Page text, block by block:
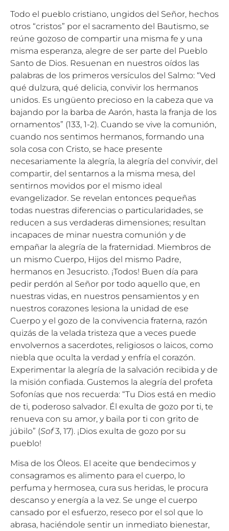
Todo el pueblo cristiano, ungidos del Señor, hechos
otros “cristos” por el sacramento del Bautismo, se
reúne gozoso de compartir una misma fe y una
misma esperanza, alegre de ser parte del Pueblo
Santo de Dios. Resuenan en nuestros oídos las
palabras de los primeros versículos del Salmo: “Ved
qué dulzura, qué delicia, convivir los hermanos
unidos. Es ungüento precioso en la cabeza que va
bajando por la barba de Aarón, hasta la franja de los
ornamentos” (133, 1-2). Cuando se vive la comunión,
cuando nos sentimos hermanos, formando una
sola cosa con Cristo, se hace presente
necesariamente la alegría, la alegría del convivir, del
compartir, del sentarnos a la misma mesa, del
sentirnos movidos por el mismo ideal
evangelizador. Se revelan entonces pequeñas
todas nuestras diferencias o particularidades, se
reducen a sus verdaderas dimensiones; resultan
incapaces de minar nuestra comunión y de
empañar la alegría de la fraternidad. Miembros de
un mismo Cuerpo, Hijos del mismo Padre,
hermanos en Jesucristo. ¡Todos! Buen día para
pedir perdón al Señor por todo aquello que, en
nuestras vidas, en nuestros pensamientos y en
nuestros corazones lesiona la unidad de ese
Cuerpo y el gozo de la convivencia fraterna, razón
quizás de la velada tristeza que a veces puede
envolvernos a sacerdotes, religiosos o laicos, como
niebla que oculta la verdad y enfría el corazón.
Experimentar la alegría de la salvación recibida y de
la misión confiada. Gustemos la alegría del profeta
Sofonías que nos recuerda: “Tu Dios está en medio
de ti, poderoso salvador. Él exulta de gozo por ti, te
renueva con su amor, y baila por ti con grito de
júbilo” (Sof3, 17). ¡Dios exulta de gozo por su
pueblo!
Misa de los Óleos. El aceite que bendecimos y
consagramos es alimento para el cuerpo, lo
perfuma y hermosea, cura sus heridas, le procura
descanso y energía a la vez. Se unge el cuerpo
cansado por el esfuerzo, reseco por el sol que lo
abrasa, haciéndole sentir un inmediato bienestar,